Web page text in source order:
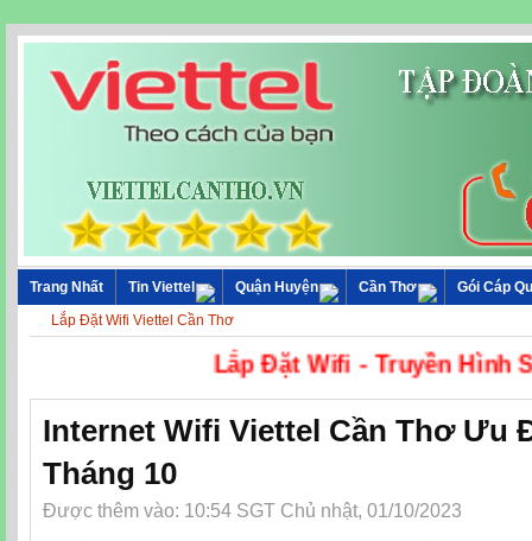
Trang Nhất Tin Viettel Quận Huyện Cần Thơ
Gói Cáp
Lắp Đặt Wifi Viettel Cần Thơ
Lắp Đặt Wifi -
Internet Wifi Viettel Cần Thơ Ưu
Tháng 10
Được thêm vào: 10:54 SGT Chủ nhật, 01/10/2023